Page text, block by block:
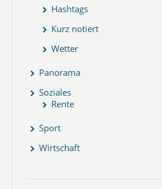
Hashtags
Kurz notiert
Wetter
Panorama
Soziales
Rente
Sport
Wirtschaft